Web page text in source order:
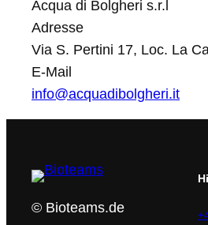
Acqua di Bolgheri s.r.l
Adresse
Via S. Pertini 17, Loc. La
E-Mail
info@acquadibolgheri.it
© Bioteams.de